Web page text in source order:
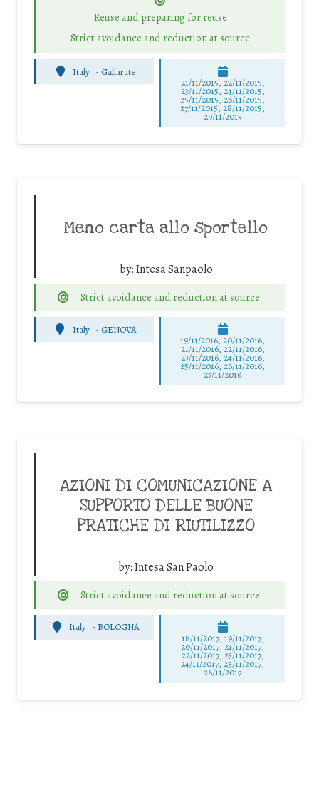
Reuse and preparing for reuse
Strict avoidance and reduction at source
Italy - Gallarate
21/11/2015, 22/11/2015,
23/11/2015, 24/11/2015,
25/11/2015, 26/11/2015,
27/11/2015, 28/11/2015,
29/11/2015
Meno carta allo sportello
by:Intesa Sanpaolo
Strict avoidance and reduction at source
Italy - GENOVA
19/11/2016, 20/11/2016,
21/11/2016, 22/11/2016,
23/11/2016, 24/11/2016,
25/11/2016, 26/11/2016,
27/11/2016
AZIONI DI COMUNICAZIONE A
SUPPORTO DELLE BUONE
PRATICHE DI RIUTILIZZO
by:Intesa San Paolo
Strict avoidance and reduction at source
Italy - BOLOGNA
18/11/2017, 19/11/2017,
20/11/2017, 21/11/2017,
22/11/2017, 23/11/2017,
24/11/2017, 25/11/2017,
26/11/2017